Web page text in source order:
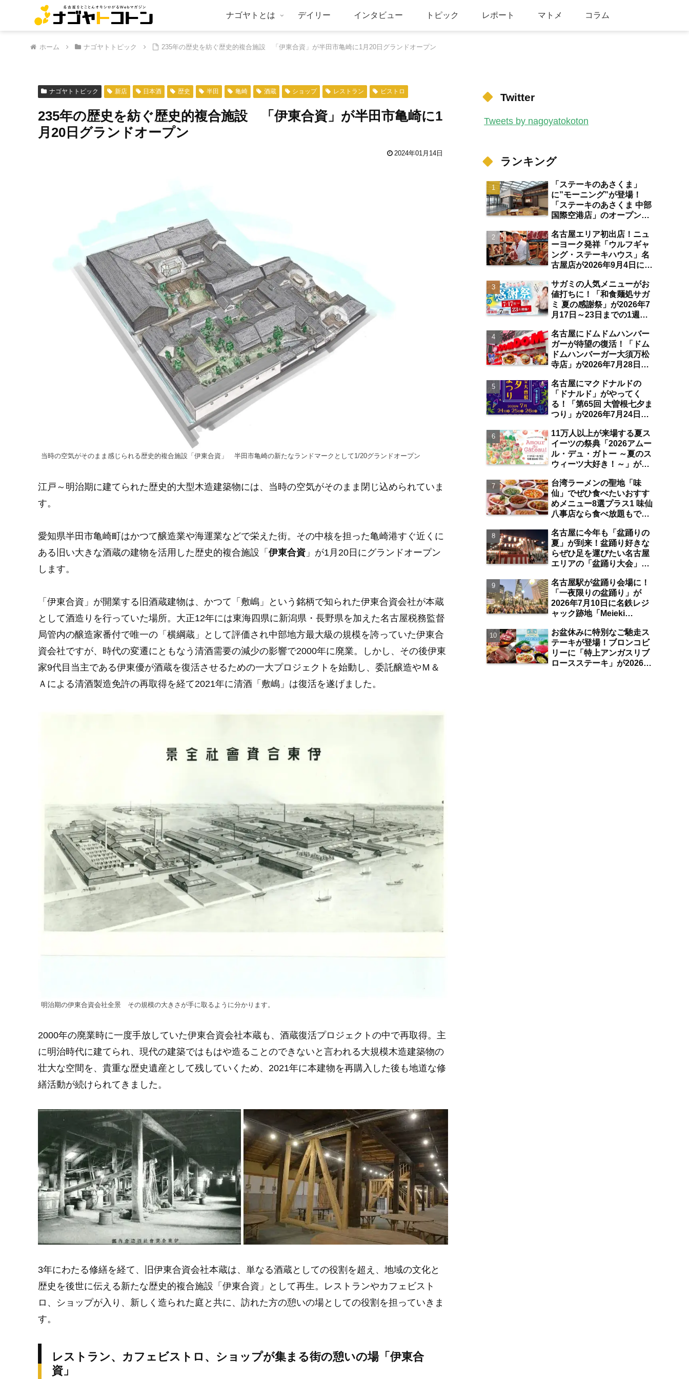
ナゴヤトとは デイリー インタビュー トピック レポート マトメ コラム
ホーム ナゴヤトトピック 235年の歴史を紡ぐ歴史的複合施設 「伊東合資」が半田市亀崎に1月20日グランドオープン
ナゴヤトトピック 新店 日本酒 歴史 半田 亀崎 酒蔵 ショップ レストラン ビストロ
235年の歴史を紡ぐ歴史的複合施設 「伊東合資」が半田市亀崎に1
月20日グランドオープン
2024年01月14日
当時の空気がそのまま感じられる歴史的複合施設「伊東合資」 半田市亀崎の新たなランドマークとして1/20グランドオープン
江戸～明治期に建てられた歴史的大型木造建築物には、当時の空気がそのまま閉じ込められていま
す。
愛知県半田市亀崎町はかつて醸造業や海運業などで栄えた街。その中核を担った亀崎港すぐ近くに
ある旧い大きな酒蔵の建物を活用した歴史的複合施設「 伊東合資 」が1月20日にグランドオープン
します。
「伊東合資」が開業する旧酒蔵建物は、かつて「敷嶋」という銘柄で知られた伊東合資会社が本蔵
として酒造りを行っていた場所。大正12年には東海四県に新潟県・長野県を加えた名古屋税務監督
局管内の醸造家番付で唯一の「横綱蔵」として評価され中部地方最大級の規模を誇っていた伊東合
資会社ですが、時代の変遷にともなう清酒需要の減少の影響で2000年に廃業。しかし、その後伊東
家9代目当主である伊東優が酒蔵を復活させるための一大プロジェクトを始動し、委託醸造やＭ＆
Ａによる清酒製造免許の再取得を経て2021年に清酒「敷嶋」は復活を遂げました。
明治期の伊東合資会社全景 その規模の大きさが手に取るように分かります。
2000年の廃業時に一度手放していた伊東合資会社本蔵も、酒蔵復活プロジェクトの中で再取得。主
に明治時代に建てられ、現代の建築ではもはや造ることのできないと言われる大規模木造建築物の
壮大な空間を、貴重な歴史遺産として残していくため、2021年に本建物を再購入した後も地道な修
繕活動が続けられてきました。
3年にわたる修繕を経て、旧伊東合資会社本蔵は、単なる酒蔵としての役割を超え、地域の文化と
歴史を後世に伝える新たな歴史的複合施設「伊東合資」として再生。レストランやカフェビスト
ロ、ショップが入り、新しく造られた庭と共に、訪れた方の憩いの場としての役割を担っていきま
す。
レストラン、カフェビストロ、ショップが集まる街の憩いの場「伊東合
資」
Twitter
Tweets by nagoyatokoton
ランキング
「ステーキのあさくま」
に”モーニング”が登場！
「ステーキのあさくま 中部
国際空港店」のオープン日
空港店舗ならではの注目サ
ービスは？【中部国際空
港】
名古屋エリア初出店！ニュ
ーヨーク発祥「ウルフギャ
ング・ステーキハウス」名
古屋店が2026年9月4日に
にオープン【伏見】
サガミの人気メニューがお
値打ちに！「和食麺処サガ
ミ 夏の感謝祭」が2026年7
月17日～23日までの1週間
券のプレゼントも【名古屋
発】
名古屋にドムドムハンバー
ガーが待望の復活！「ドム
ドムハンバーガー大須万松
寺店」が2026年7月28日に
味わい＆注目ポイントは？
【レポート／大須観音・上
前津／独自取材】
名古屋にマクドナルドの
「ドナルド」がやってく
る！「第65回 大曽根七夕ま
つり」が2026年7月24日～
り・ジャズライブ・道路お
絵かきと楽しい企画がいっ
ぱいな夏祭りの見どころ
は？【まとめ／大曽根】
11万人以上が来場する夏ス
イーツの祭典「2026アムー
ル・デュ・ガトー ～夏のス
ウィーツ大好き！～」が
アール名古屋タカシマヤに
て開催 注目のスイーツは？
【名古屋駅】
台湾ラーメンの聖地「味
仙」でぜひ食べたいおすす
めメニュー8選プラス1 味仙
八事店なら食べ放題もでき
名古屋に今年も「盆踊りの
夏」が到来！盆踊り好きな
らぜひ足を運びたい名古屋
エリアの「盆踊り大会」厳
分／まとめ】
名古屋駅が盆踊り会場に！
「一夜限りの盆踊り」が
2026年7月10日に名鉄レジ
ャック跡地「Meieki
駅】
お盆休みに特別なご馳走ス
テーキが登場！ブロンコビ
リーに「特上アンガスリブ
ロースステーキ」が2026年